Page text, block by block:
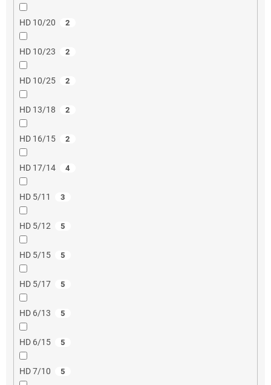
HD 10/20 2
HD 10/23 2
HD 10/25 2
HD 13/18 2
HD 16/15 2
HD 17/14 4
HD 5/11 3
HD 5/12 5
HD 5/15 5
HD 5/17 5
HD 6/13 5
HD 6/15 5
HD 7/10 5